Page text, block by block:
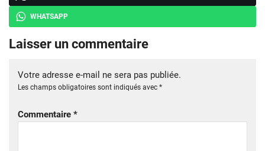
WHATSAPP
Laisser un commentaire
Votre adresse e-mail ne sera pas publiée.
Les champs obligatoires sont indiqués avec *
Commentaire *